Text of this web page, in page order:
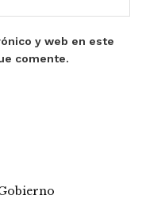
y web en este
comente.